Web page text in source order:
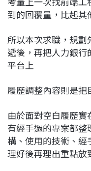
到的回覆量，比起
所以本次求職，規
遞後，再把人力銀
平台上
履歷調整內容則是
由於面對空白履歷
有經手過的專案都
構、使用的技術、
理好後再理出重點放